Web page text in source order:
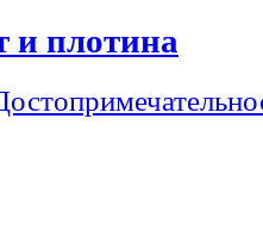
и плотина